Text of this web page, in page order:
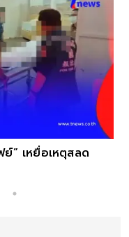
ย์” เหยื่อเหตุสลด